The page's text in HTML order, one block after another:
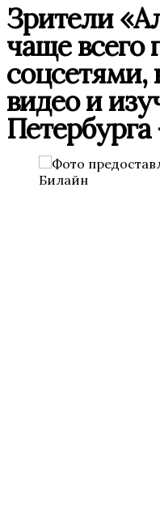
Зрители
чаще всего
соцсетями,
видео и